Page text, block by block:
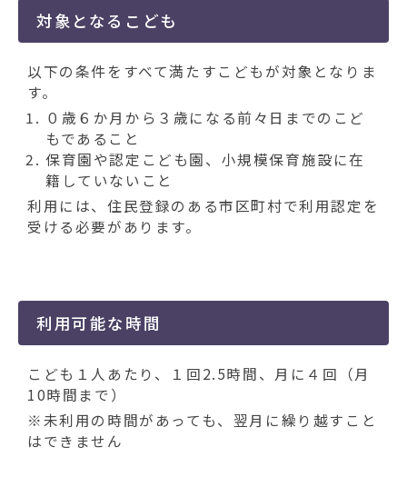
対象となるこども
以下の条件をすべて満たすこどもが対象となりま
す。
０歳６か月から３歳になる前々日までのこど
もであること
保育園や認定こども園、小規模保育施設に在
籍していないこと
利用には、住民登録のある市区町村で利用認定を
受ける必要があります。
利用可能な時間
こども１人あたり、１回2.5時間、月に４回（月
10時間まで）
※未利用の時間があっても、翌月に繰り越すこと
はできません